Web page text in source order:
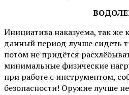
Инициатива наказуема, так же
данный период лучше сидеть
потом не придётся
минимальные физические
при работе с инструментом,
безопасности! Оружие лучше